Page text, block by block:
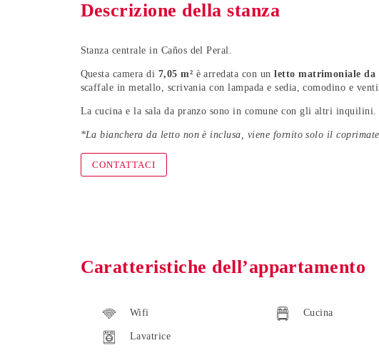
Descrizione della stanza
Stanza centrale in Caños del Peral.
Questa camera di 7,05m² è arredata con un letto matrimoniale da
scaffale in metallo, scrivania con lampada e sedia, comodino e
La cucina e la sala da pranzo sono in comune con gli altri inquilini.
*La bianchera da letto non è inclusa, viene fornito solo il
CONTATTACI
Caratteristiche dell’appartamento
Wifi
Lavatrice
Cucina